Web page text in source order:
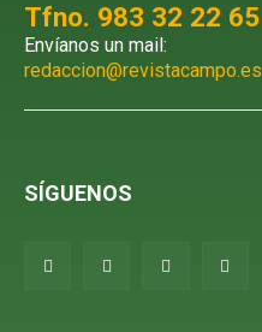
Tfno. 983 32 22 65
Envíanos un mail:
redaccion@revistacampo.es
SÍGUENOS